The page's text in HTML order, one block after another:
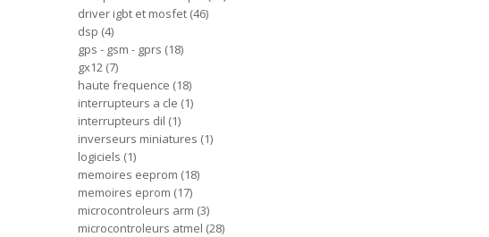
driver igbt et mosfet 46
dsp 4
gps - gsm - gprs 18
gx12 7
haute frequence 18
interrupteurs a cle 1
interrupteurs dil 1
inverseurs miniatures 1
logiciels 1
memoires eeprom 18
memoires eprom 17
microcontroleurs arm 3
microcontroleurs atmel 28